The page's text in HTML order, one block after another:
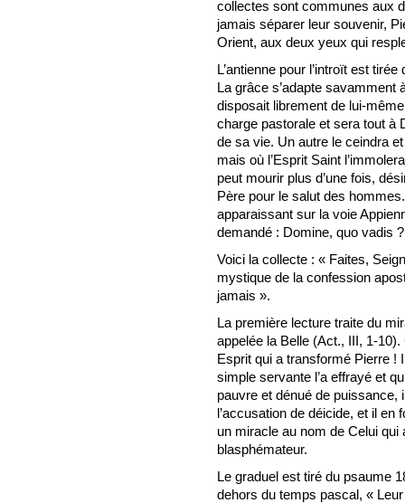
collectes sont communes aux
jamais séparer leur souvenir,
Orient, aux deux yeux qui
L’antienne pour l’introït est
La grâce s’adapte savamment
disposait librement de lui-
charge pastorale et sera tout à
de sa vie. Un autre le ceindra et
mais où l’Esprit Saint
peut mourir plus d’une fois,
Père pour le salut des
apparaissant sur la voie
demandé : Domine, quo vadis
Voici la collecte : « Faites,
mystique de la confession
jamais ».
La première lecture traite du
appelée la Belle (Act., III, 1-
Esprit qui a transformé Pierre !
simple servante l’a effrayé et
pauvre et dénué de puissance,
l’accusation de déicide, et il
un miracle au nom de Celui
blasphémateur.
Le graduel est tiré du psaume
dehors du temps pascal, «